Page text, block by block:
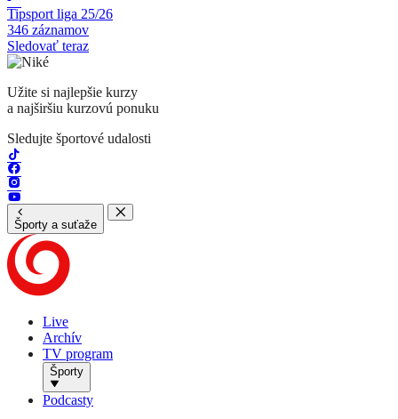
Tipsport liga 25/26
346 záznamov
Sledovať teraz
Užite si najlepšie kurzy
a najširšiu kurzovú ponuku
Sledujte športové udalosti
Športy a suťaže
Live
Archív
TV program
Športy
Podcasty